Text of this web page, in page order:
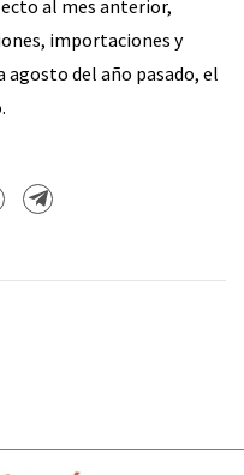
al mes anterior,
importaciones y
del año pasado, el